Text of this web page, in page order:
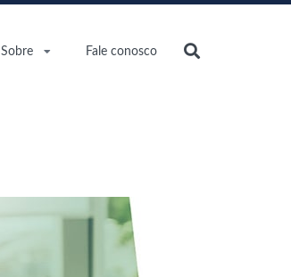
Sobre Fale conosco